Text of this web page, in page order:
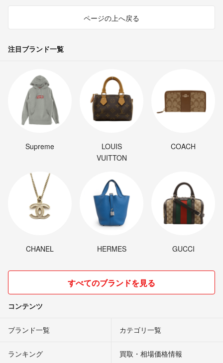
ページの上へ戻る
注目ブランド一覧
Supreme
LOUIS
VUITTON
COACH
CHANEL HERMES GUCCI
すべてのブランドを見る
コンテンツ
ブランド一覧 カテゴリ一覧
ランキング 買取・相場価格情報